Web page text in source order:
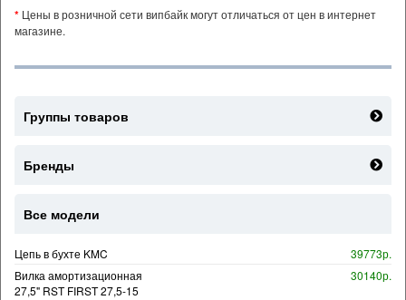
* Цены в розничной сети випбайк могут отличаться от цен в интернет
магазине.
Группы товаров
Бренды
Все модели
Цепь в бухте KMC
39773р.
Вилка амортизационная
27,5" RST FIRST 27,5-15
30140р.